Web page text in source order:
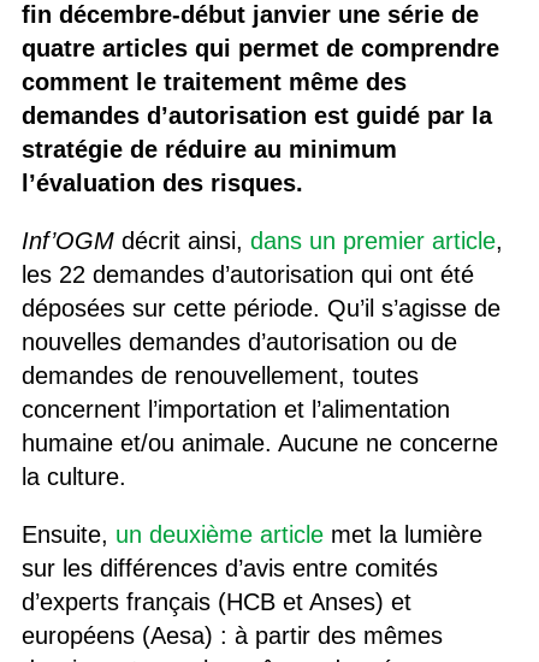
fin décembre-début janvier une série de
quatre articles qui permet de comprendre
comment le traitement même des
demandes d’autorisation est guidé par la
stratégie de réduire au minimum
l’évaluation des risques.
Inf’OGM décrit ainsi, dans un premier article,
les 22 demandes d’autorisation qui ont été
déposées sur cette période. Qu’il s’agisse de
nouvelles demandes d’autorisation ou de
demandes de renouvellement, toutes
concernent l’importation et l’alimentation
humaine et/ou animale. Aucune ne concerne
la culture.
Ensuite, un deuxième articlemet la lumière
sur les différences d’avis entre comités
d’experts français (HCB et Anses) et
européens (Aesa) : à partir des mêmes